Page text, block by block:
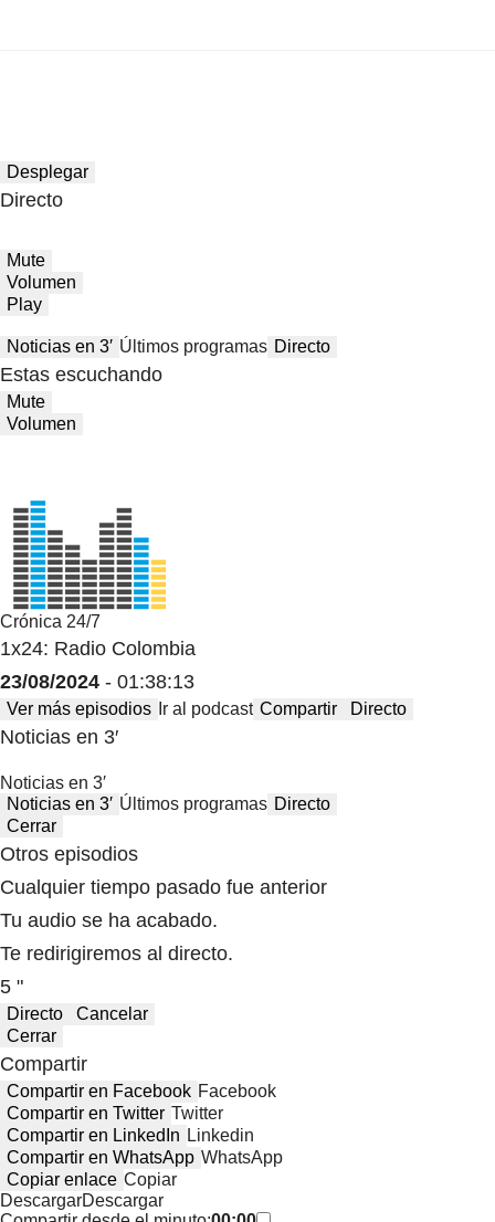
Desplegar
Directo
Mute
Volumen
Play
Noticias en 3′ Últimos programas Directo
Estas escuchando
Mute
Volumen
Crónica 24/7
1x24: Radio Colombia
23/08/2024 - 01:38:13
Ver más episodios Ir al podcast Compartir Directo
Noticias en 3′
Noticias en 3′
Noticias en 3′ Últimos programas Directo
Cerrar
Otros episodios
Cualquier tiempo pasado fue anterior
Tu audio se ha acabado.
Te redirigiremos al directo.
5 "
Directo
Cancelar
Cerrar
Compartir
Compartir en Facebook Facebook
Compartir en Twitter Twitter
Compartir en LinkedIn Linkedin
Compartir en WhatsApp WhatsApp
Copiar enlace Copiar
DescargarDescargar